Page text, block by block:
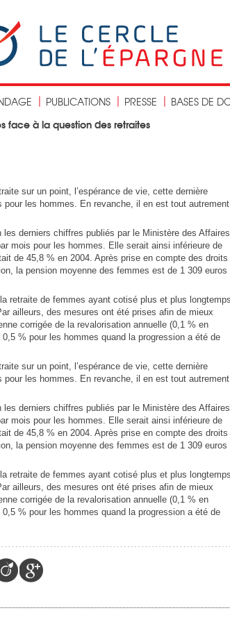
PUBLICATIONS PRESSE BASES DE
face à la question des retraites
sur un point, l’espérance de vie, cette dernière
les hommes. En revanche, il en est tout autrement
derniers chiffres publiés par le Ministère des Affaires
mois pour les hommes. Elle serait ainsi inférieure de
de 45,8 % en 2004. Après prise en compte des droits
la pension moyenne des femmes est de 1 309 euros
retraite de femmes ayant cotisé plus et plus
ailleurs, des mesures ont été prises afin de mieux
corrigée de la revalorisation annuelle (0,1 % en
% pour les hommes quand la progression a été de
sur un point, l’espérance de vie, cette dernière
les hommes. En revanche, il en est tout autrement
derniers chiffres publiés par le Ministère des Affaires
mois pour les hommes. Elle serait ainsi inférieure de
de 45,8 % en 2004. Après prise en compte des droits
la pension moyenne des femmes est de 1 309 euros
retraite de femmes ayant cotisé plus et plus
ailleurs, des mesures ont été prises afin de mieux
corrigée de la revalorisation annuelle (0,1 % en
% pour les hommes quand la progression a été de